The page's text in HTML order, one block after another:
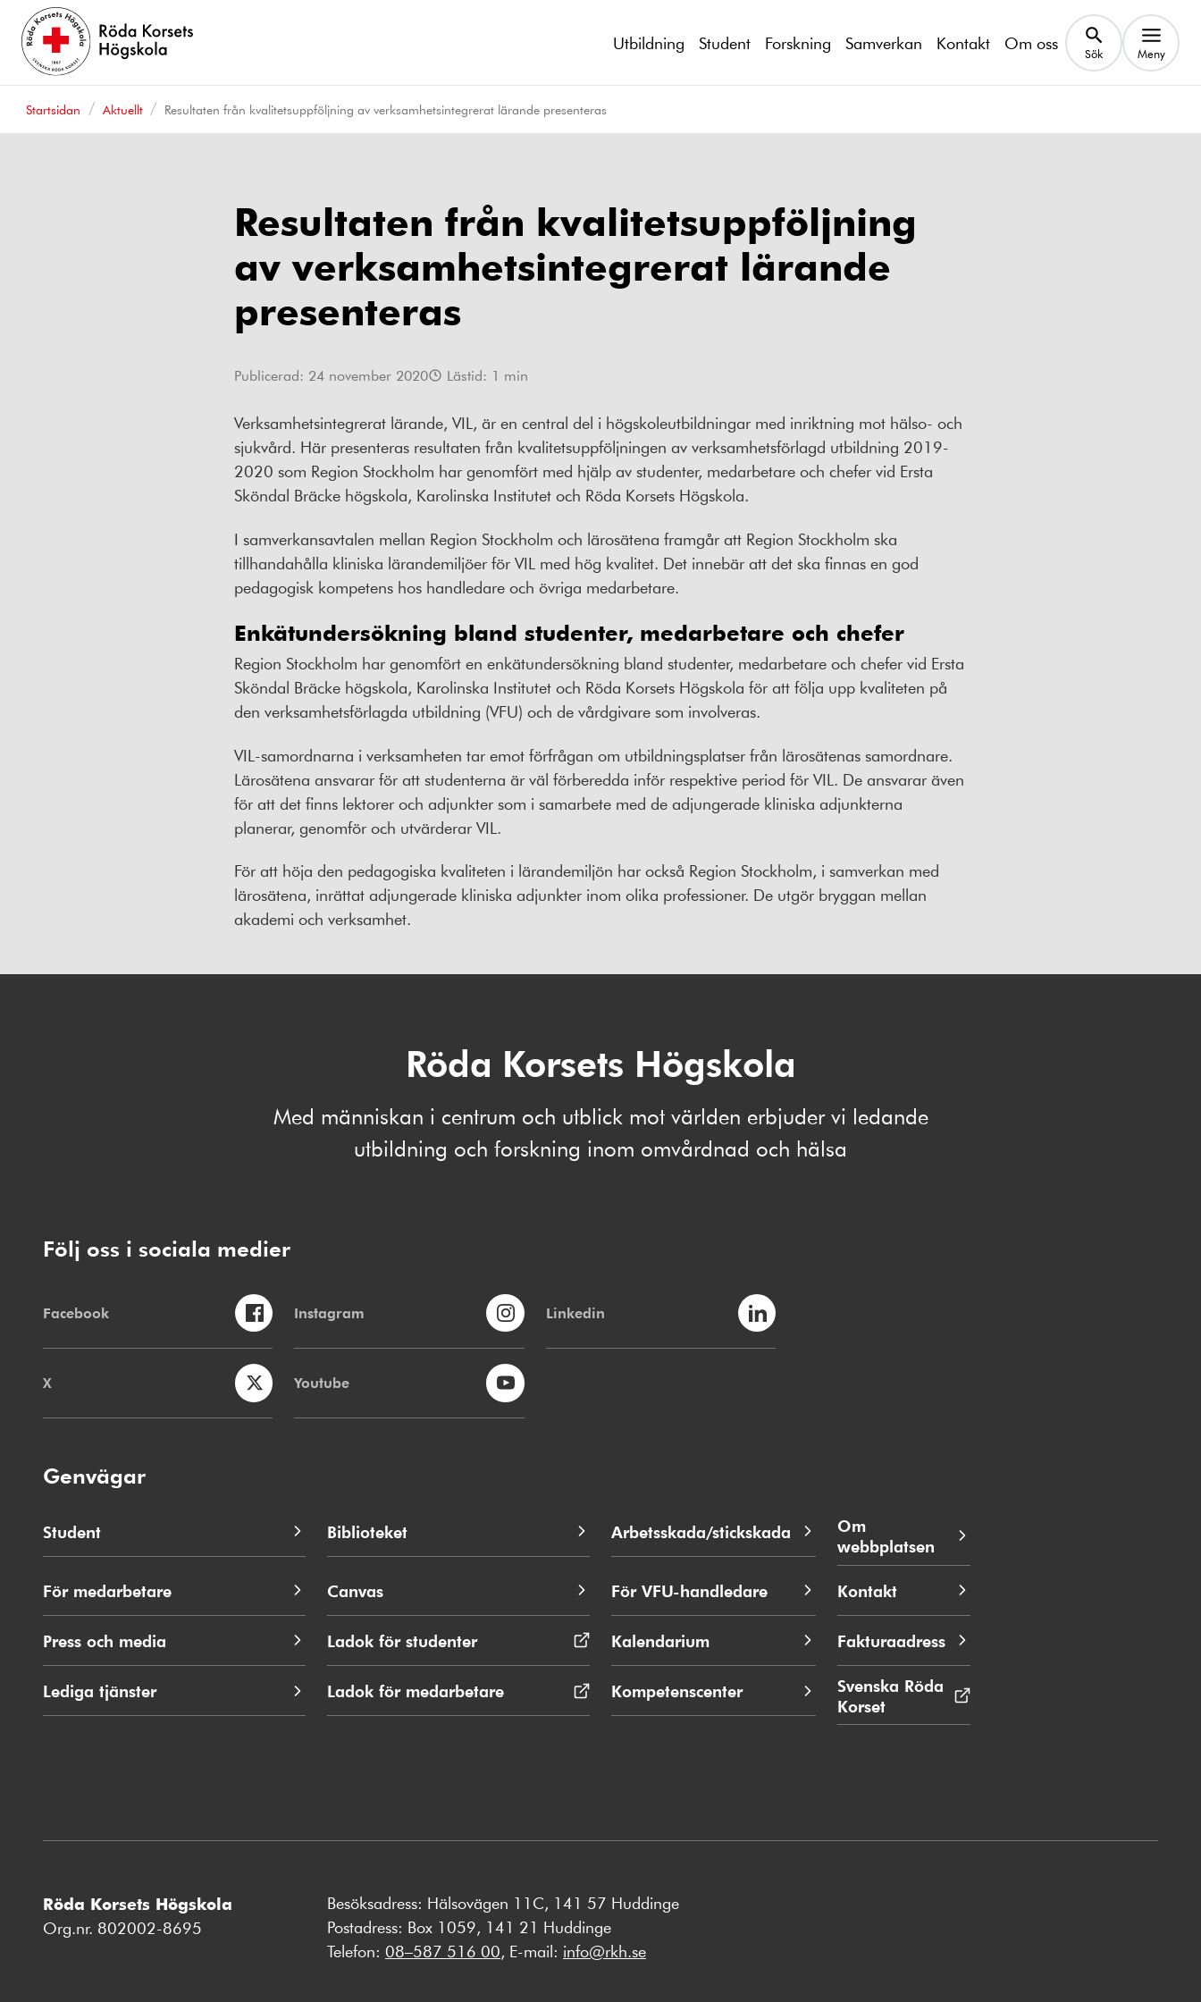
Utbildning Student Forskning Samverkan Kontakt Om oss Sök Meny
Startsidan Aktuellt Resultaten från kvalitetsuppföljning av verksamhetsintegrerat lärande presenteras
Resultaten från kvalitetsuppföljning
av verksamhetsintegrerat lärande
presenteras
Publicerad: 24 november 2020 Lästid: 1 min
Verksamhetsintegrerat lärande, VIL, är en central del i högskoleutbildningar med inriktning mot hälso- och
sjukvård. Här presenteras resultaten från kvalitetsuppföljningen av verksamhetsförlagd utbildning 2019-
2020 som Region Stockholm har genomfört med hjälp av studenter, medarbetare och chefer vid Ersta
Sköndal Bräcke högskola, Karolinska Institutet och Röda Korsets Högskola.
I samverkansavtalen mellan Region Stockholm och lärosätena framgår att Region Stockholm ska
tillhandahålla kliniska lärandemiljöer för VIL med hög kvalitet. Det innebär att det ska finnas en god
pedagogisk kompetens hos handledare och övriga medarbetare.
Enkätundersökning bland studenter, medarbetare och chefer
Region Stockholm har genomfört en enkätundersökning bland studenter, medarbetare och chefer vid Ersta
Sköndal Bräcke högskola, Karolinska Institutet och Röda Korsets Högskola för att följa upp kvaliteten på
den verksamhetsförlagda utbildning (VFU) och de vårdgivare som involveras.
VIL-samordnarna i verksamheten tar emot förfrågan om utbildningsplatser från lärosätenas samordnare.
Lärosätena ansvarar för att studenterna är väl förberedda inför respektive period för VIL. De ansvarar även
för att det finns lektorer och adjunkter som i samarbete med de adjungerade kliniska adjunkterna
planerar, genomför och utvärderar VIL.
För att höja den pedagogiska kvaliteten i lärandemiljön har också Region Stockholm, i samverkan med
lärosätena, inrättat adjungerade kliniska adjunkter inom olika professioner. De utgör bryggan mellan
akademi och verksamhet.
Röda Korsets Högskola
Med människan i centrum och utblick mot världen erbjuder vi ledande
utbildning och forskning inom omvårdnad och hälsa
Följ oss i sociala medier
Facebook Instagram Linkedin
X Youtube
Genvägar
Student
För medarbetare
Press och media
Lediga tjänster
Biblioteket
Canvas
Ladok för studenterÖppnas
i
fönster
Ladok för medarbetare
i
Arbetsskada/stickskada
För VFU-handledare
Kalendarium
Kompetenscenter
Om
webbplatsen
Kontakt
Fakturaadress
Svenska Röda
Korset
i
Röda Korsets Högskola
Org.nr. 802002-8695
Besöksadress: Hälsovägen 11C, 141 57 Huddinge
Postadress: Box 1059, 141 21 Huddinge
Telefon: 08–587 516 00, E-mail: info@rkh.se